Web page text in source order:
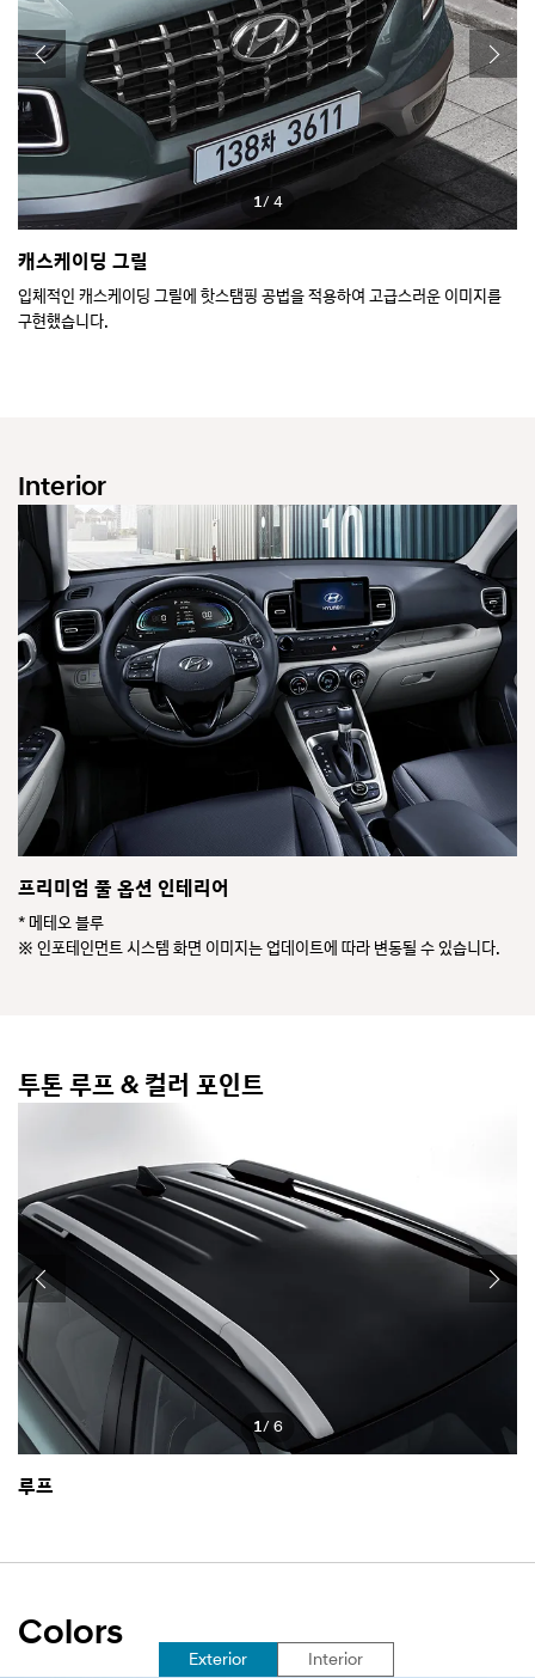
캐스케이딩 그릴
입체적인 캐스케이딩 그릴에 핫스탬핑 공법을 적용하여 고급스러운 이미지를
구현했습니다.
1/ 4
Interior
프리미엄 풀 옵션 인테리어
* 메테오 블루
※ 인포테인먼트 시스템 화면 이미지는 업데이트에 따라 변동될 수 있습니다.
투톤 루프 & 컬러 포인트
루프
1/ 6
Colors
Exterior선
Interior